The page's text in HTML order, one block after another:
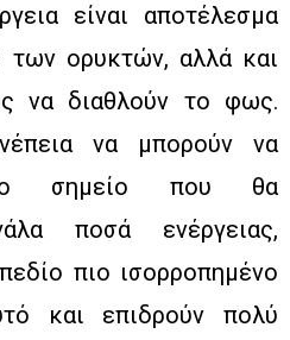
είναι αποτέλεσμα
των ορυκτών, αλλά και
να διαθλούν το φως.
να μπορούν να
σημείο που θα
ποσά ενέργειας,
πιο ισορροπημένο
και επιδρούν πολύ